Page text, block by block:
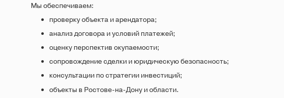
Мы обеспечиваем:
проверку объекта и арендатора;
анализ договора и условий платежей;
оценку перспектив окупаемости;
сопровождение сделки и юридическую безопасность;
консультации по стратегии инвестиций;
объекты в Ростове-на-Дону и области.